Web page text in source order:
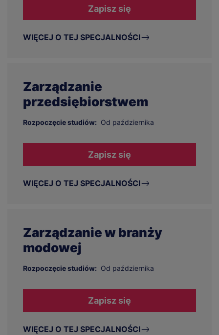
Zapisz się
WIĘCEJ O TEJ SPECJALNOŚCI
Zarządzanie
przedsiębiorstwem
Rozpoczęcie studiów: Od października
Zapisz się
WIĘCEJ O TEJ SPECJALNOŚCI
Zarządzanie w branży
modowej
Rozpoczęcie studiów: Od października
Zapisz się
WIĘCEJ O TEJ SPECJALNOŚCI